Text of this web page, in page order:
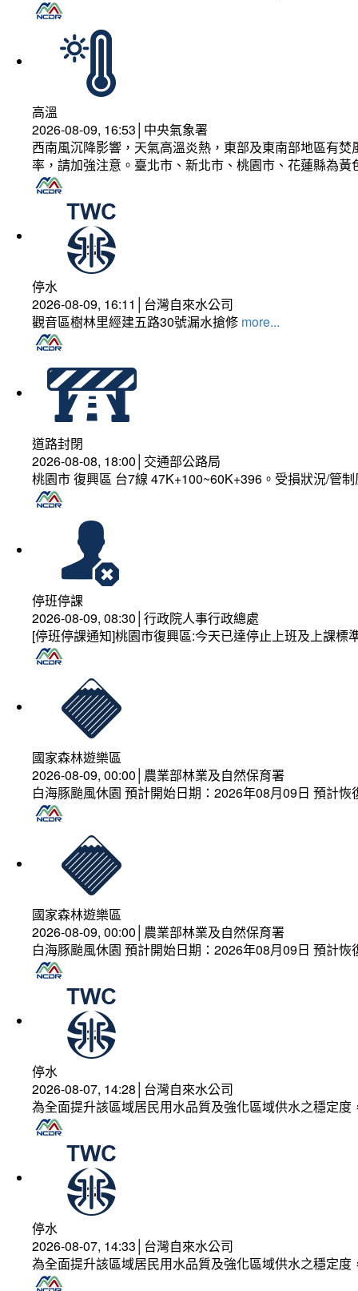
高溫
2026-08-09, 16:53│中央氣象署
西南風沉降影響，天氣高溫炎熱，東部及東南部地區有
率，請加強注意。臺北市、新北市、桃園市、花蓮縣為
停水
2026-08-09, 16:11│台灣自來水公司
觀音區樹林里經建五路30號漏水搶修 more...
道路封閉
2026-08-08, 18:00│交通部公路局
桃園市 復興區 台7線 47K+100~60K+396。受損狀況/管
停班停課
2026-08-09, 08:30│行政院人事行政總處
[停班停課通知]桃園市復興區:今天已達停止上班及上課
國家森林遊樂區
2026-08-09, 00:00│農業部林業及自然保育署
白海豚颱風休園 預計開始日期：2026年08月09日 預計
國家森林遊樂區
2026-08-09, 00:00│農業部林業及自然保育署
白海豚颱風休園 預計開始日期：2026年08月09日 預計
停水
2026-08-07, 14:28│台灣自來水公司
為全面提升該區域居民用水品質及強化區域供水之穩定
停水
2026-08-07, 14:33│台灣自來水公司
為全面提升該區域居民用水品質及強化區域供水之穩定